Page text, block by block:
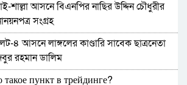
সিলেটের ৭টি এলাকায় দীর্ঘ ৯ ঘণ্টা বিদ্যুৎ
লাভলুর পরিবার: সিলেটে সশস্ত্র
লুন্ঠিত অর্থ-স্বর্ণ
শাল্লা আসনে বিএনপির নাছির উদ্দিন চৌধুরীর
সংগ্রহ
৪ আসনে লাঙ্গলের কাণ্ডারি সাবেক ছাত্রনেতা
রহমান ডালিম
такое пункт в трейдинге?